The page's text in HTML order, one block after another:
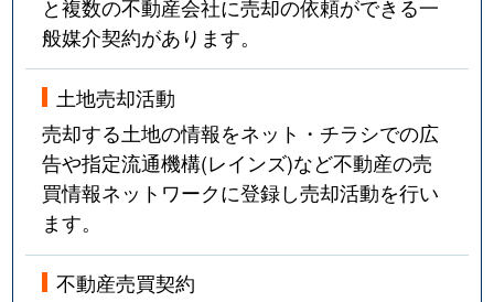
と複数の不動産会社に売却の依頼ができる一
般媒介契約があります。
土地売却活動
売却する土地の情報をネット・チラシでの広
告や指定流通機構(レインズ)など不動産の売
買情報ネットワークに登録し売却活動を行い
ます。
不動産売買契約